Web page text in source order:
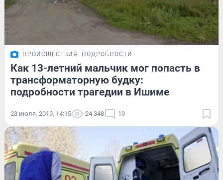
ПРОИСШЕСТВИЯ ПОДРОБНОСТИ
Как 13-летний мальчик мог попасть в
трансформаторную будку:
подробности трагедии в Ишиме
23 июля, 2019, 14:15 24 348 19